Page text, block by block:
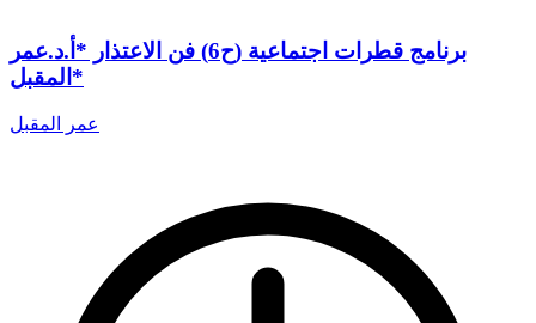
برنامج قطرات اجتماعية (ح6) فن الاعتذار *أ.د.عمر
المقبل*
عمر المقبل